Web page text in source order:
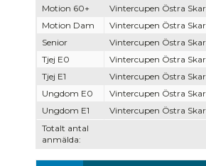
Totalt antal
anmälda:
Motion 60+
Vintercupen Östra
Motion Dam
Vintercupen Östra
Senior
Vintercupen Östra
Tjej E0
Vintercupen Östra
Tjej E1
Vintercupen Östra
Ungdom E0
Vintercupen Östra
Ungdom E1
Vintercupen Östra